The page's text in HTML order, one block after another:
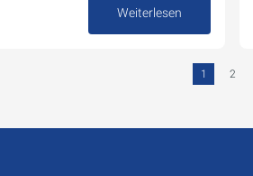
Weiterlesen
1 2